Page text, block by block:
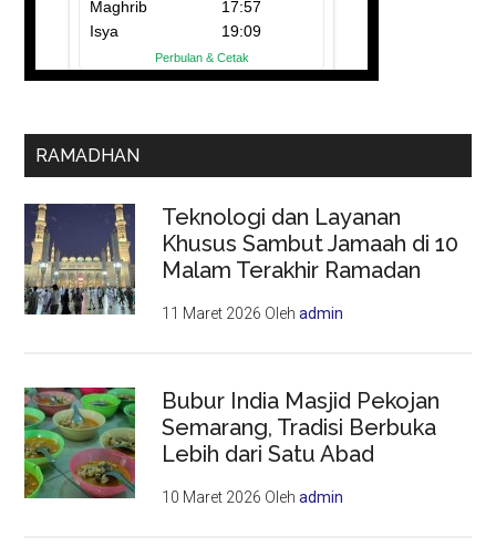
RAMADHAN
Teknologi dan Layanan
Khusus Sambut Jamaah di 10
Malam Terakhir Ramadan
11 Maret 2026 Olehadmin
Bubur India Masjid Pekojan
Semarang, Tradisi Berbuka
Lebih dari Satu Abad
10 Maret 2026 Olehadmin